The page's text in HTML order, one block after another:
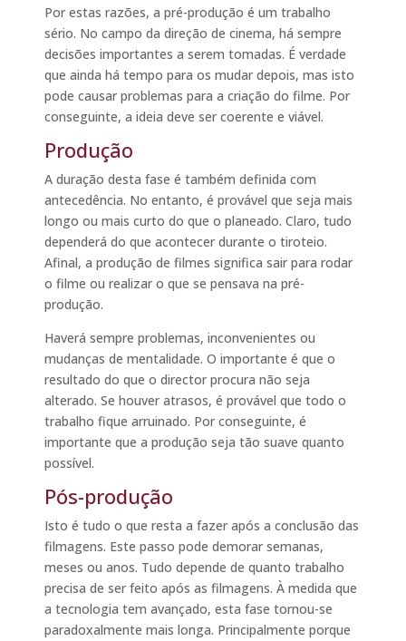
Por estas razões, a pré-produção é um trabalho
sério. No campo da direção de cinema, há sempre
decisões importantes a serem tomadas. É verdade
que ainda há tempo para os mudar depois, mas isto
pode causar problemas para a criação do filme. Por
conseguinte, a ideia deve ser coerente e viável.
Produção
A duração desta fase é também definida com
antecedência. No entanto, é provável que seja mais
longo ou mais curto do que o planeado. Claro, tudo
dependerá do que acontecer durante o tiroteio.
Afinal, a produção de filmes significa sair para rodar
o filme ou realizar o que se pensava na pré-
produção.
Haverá sempre problemas, inconvenientes ou
mudanças de mentalidade. O importante é que o
resultado do que o director procura não seja
alterado. Se houver atrasos, é provável que todo o
trabalho fique arruinado. Por conseguinte, é
importante que a produção seja tão suave quanto
possível.
Pós-produção
Isto é tudo o que resta a fazer após a conclusão das
filmagens. Este passo pode demorar semanas,
meses ou anos. Tudo depende de quanto trabalho
precisa de ser feito após as filmagens. À medida que
a tecnologia tem avançado, esta fase tornou-se
paradoxalmente mais longa. Principalmente porque